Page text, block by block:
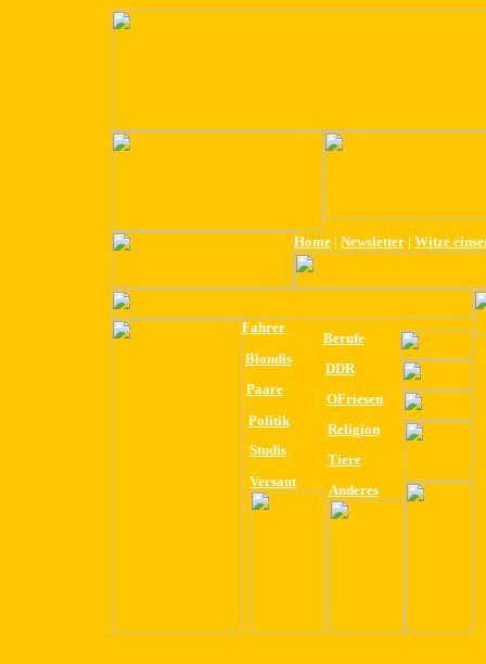
Home | Newsletter | Witze
Fahrer
Berufe
Blondis
DDR
Paare
OFriesen
Politik
Religion
Studis
Tiere
Versaut
Anderes